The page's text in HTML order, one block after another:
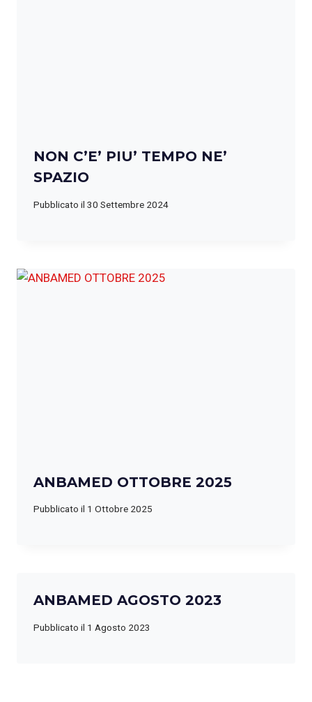
NON C’E’ PIU’ TEMPO NE’
SPAZIO
Pubblicato il 30 Settembre 2024
ANBAMED OTTOBRE 2025
Pubblicato il 1 Ottobre 2025
ANBAMED AGOSTO 2023
Pubblicato il 1 Agosto 2023